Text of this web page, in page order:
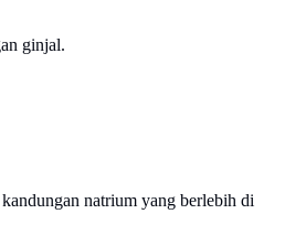
ginjal.
natrium yang berlebih di